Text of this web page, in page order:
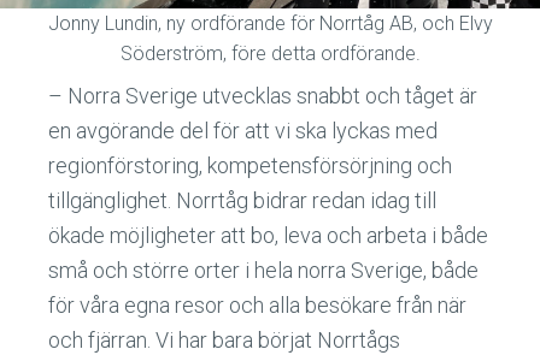
Jonny Lundin, ny ordförande för Norrtåg AB, och Elvy
Söderström, före detta ordförande.
– Norra Sverige utvecklas snabbt och tåget är
en avgörande del för att vi ska lyckas med
regionförstoring, kompetensförsörjning och
tillgänglighet. Norrtåg bidrar redan idag till
ökade möjligheter att bo, leva och arbeta i både
små och större orter i hela norra Sverige, både
för våra egna resor och alla besökare från när
och fjärran. Vi har bara börjat Norrtågs